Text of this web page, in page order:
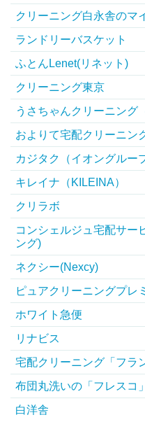
クリーニング白永舎のマ
ランドリーバスケット
ふとんLenet(リネット)
クリーニング東京
うさちゃんクリーニング
およりて宅配クリーニン
カジタク（イオングルー
キレイナ（KILEINA）
クリラボ
コンシェルジュ宅配サー
ング)
ネクシー(Nexcy)
ピュアクリーニングプレ
ホワイト急便
リナビス
宅配クリーニング「フラ
布団丸洗いの「フレスコ」
白洋舎